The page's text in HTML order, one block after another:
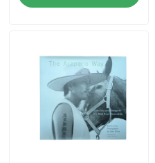
วิดีโอ
เกี่ยวกับเรา